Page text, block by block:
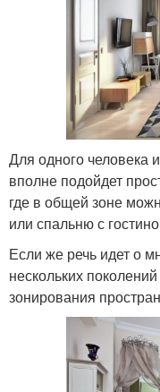
Для одного человека
вполне подойдет
где в общей зоне
или спальню с
Если же речь идет о
нескольких
зонирования